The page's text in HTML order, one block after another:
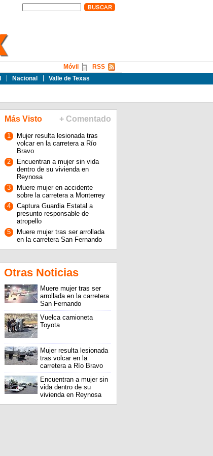
Nacional Valle de Texas
RSS
Móvil
Más Visto + Comentado
1
Mujer resulta lesionada tras
volcar en la carretera a Río
Bravo
2
Encuentran a mujer sin vida
dentro de su vivienda en
Reynosa
3
Muere mujer en accidente
sobre la carretera a Monterrey
4
Captura Guardia Estatal a
presunto responsable de
atropello
5
Muere mujer tras ser arrollada
en la carretera San Fernando
Otras Noticias
Muere mujer tras ser
arrollada en la carretera
San Fernando
Vuelca camioneta
Toyota
Mujer resulta lesionada
tras volcar en la
carretera a Río Bravo
Encuentran a mujer sin
vida dentro de su
vivienda en Reynosa